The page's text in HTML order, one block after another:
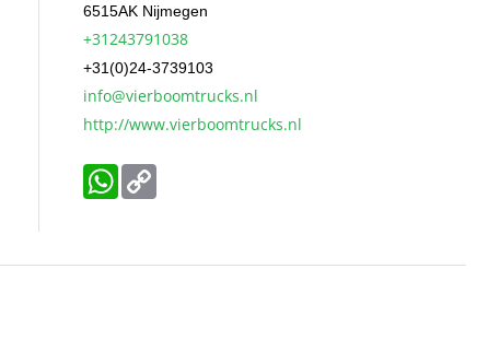
6515AK Nijmegen
+31243791038
+31(0)24-3739103
info@vierboomtrucks.nl
http://www.vierboomtrucks.nl
WhatsApp